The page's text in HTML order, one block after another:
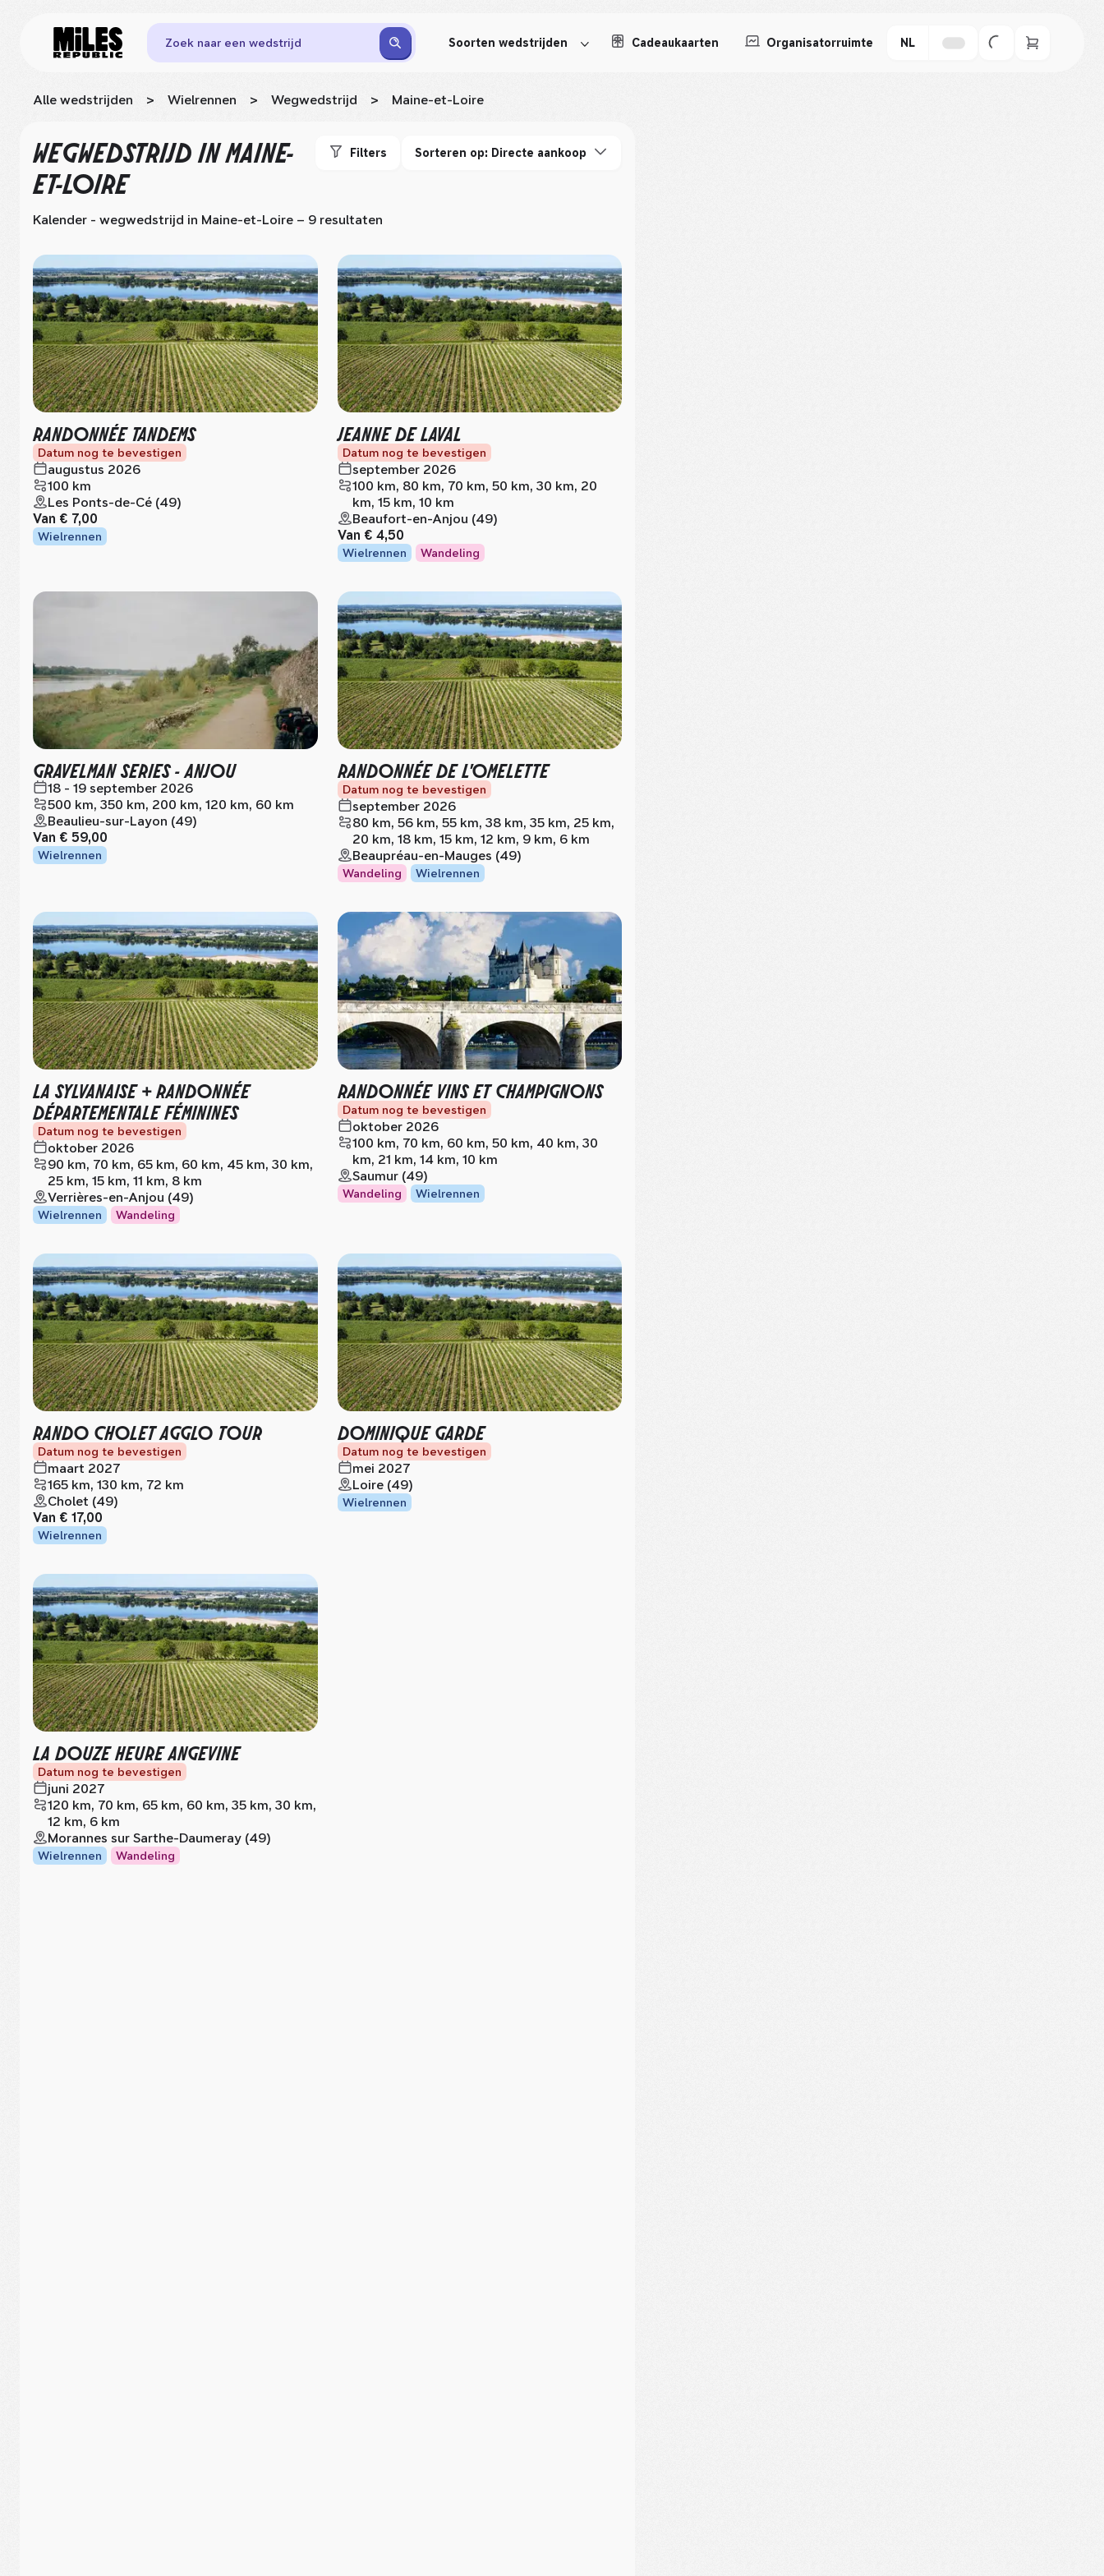
Zoek naar een wedstrijd Soorten wedstrijden Cadeaukaarten Organisatorruimte NL
Alle wedstrijden > Wielrennen > Wegwedstrijd > Maine-et-Loire
WEGWEDSTRIJDIN MAINE-
ET-LOIRE
Filters Sorteren op: Directe aankoop
Kalender - wegwedstrijd in Maine-et-Loire – 9 resultaten
RANDONNÉE TANDEMS
Datum nog te bevestigen
augustus 2026
100 km
Les Ponts-de-Cé (49)
Van € 7,00
Wielrennen
JEANNE DE LAVAL
Datum nog te bevestigen
september 2026
100 km, 80 km, 70 km, 50 km, 30 km, 20
km, 15 km, 10 km
Beaufort-en-Anjou (49)
Van € 4,50
Wielrennen Wandeling
GRAVELMAN SERIES - ANJOU
18 - 19 september 2026
500 km, 350 km, 200 km, 120 km, 60 km
Beaulieu-sur-Layon (49)
Van € 59,00
Wielrennen
RANDONNÉE DE L'OMELETTE
Datum nog te bevestigen
september 2026
80 km, 56 km, 55 km, 38 km, 35 km, 25 km,
20 km, 18 km, 15 km, 12 km, 9 km, 6 km
Beaupréau-en-Mauges (49)
Wandeling Wielrennen
LA SYLVANAISE + RANDONNÉE
DÉPARTEMENTALE FÉMININES
Datum nog te bevestigen
oktober 2026
90 km, 70 km, 65 km, 60 km, 45 km, 30 km,
25 km, 15 km, 11 km, 8 km
Verrières-en-Anjou (49)
Wielrennen Wandeling
RANDONNÉE VINS ET CHAMPIGNONS
Datum nog te bevestigen
oktober 2026
100 km, 70 km, 60 km, 50 km, 40 km, 30
km, 21 km, 14 km, 10 km
Saumur (49)
Wandeling Wielrennen
RANDO CHOLET AGGLO TOUR
Datum nog te bevestigen
maart 2027
165 km, 130 km, 72 km
Cholet (49)
Van € 17,00
Wielrennen
DOMINIQUE GARDE
Datum nog te bevestigen
mei 2027
Loire (49)
Wielrennen
LA DOUZE HEURE ANGEVINE
Datum nog te bevestigen
juni 2027
120 km, 70 km, 65 km, 60 km, 35 km, 30 km,
12 km, 6 km
Morannes sur Sarthe-Daumeray (49)
Wielrennen Wandeling